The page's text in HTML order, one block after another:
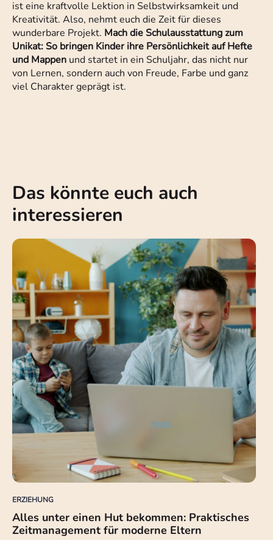
ist eine kraftvolle Lektion in Selbstwirksamkeit und
Kreativität. Also, nehmt euch die Zeit für dieses
wunderbare Projekt. Mach die Schulausstattung zum
Unikat: So bringen Kinder ihre Persönlichkeit auf Hefte
und Mappen und startet in ein Schuljahr, das nicht nur
von Lernen, sondern auch von Freude, Farbe und ganz
viel Charakter geprägt ist.
Das könnte euch auch
interessieren
ERZIEHUNG
Alles unter einen Hut bekommen: Praktisches
Zeitmanagement für moderne Eltern